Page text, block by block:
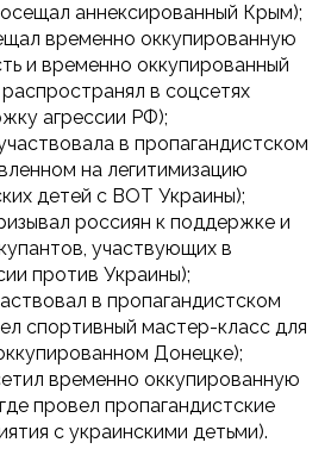
аннексированный Крым);
временно оккупированную
и временно оккупированный
в соцсетях
агрессии РФ);
в пропагандистском
на легитимизацию
детей с ВОТ Украины);
россиян к поддержке и
участвующих в
против Украины);
в пропагандистском
спортивный мастер-класс для
Донецке);
временно оккупированную
провел пропагандистские
с украинскими детьми).